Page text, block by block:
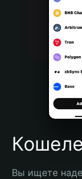
Português
Bahasa Indonesia
Português (Brasil)
Español
Вы ищете